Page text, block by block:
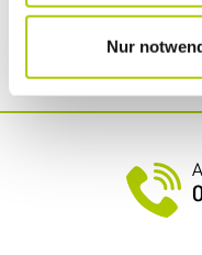
Nur
Garantiezeit unbegrenzt.
Jahren erreicht, ist die